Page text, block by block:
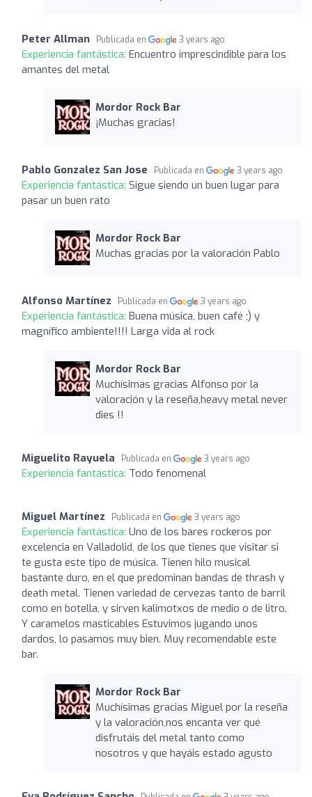
Peter Allman Publicada en 3 years ago
Experiencia fantástica: Encuentro imprescindible para los
amantes del metal
Mordor Rock Bar
¡Muchas gracias!
Pablo Gonzalez San Jose Publicada en 3 years ago
Experiencia fantástica: Sigue siendo un buen lugar para
pasar un buen rato
Mordor Rock Bar
Muchas gracias por la valoración Pablo
Alfonso Martínez Publicada en 3 years ago
Experiencia fantástica: Buena música, buen café ;) y
magnífico ambiente!!!! Larga vida al rock
Mordor Rock Bar
Muchísimas gracias Alfonso por la
valoración y la reseña,heavy metal never
dies !!
Miguelito Rayuela Publicada en 3 years ago
Experiencia fantástica: Todo fenomenal
Miguel Martínez Publicada en 3 years ago
Experiencia fantástica: Uno de los bares rockeros por
excelencia en Valladolid, de los que tienes que visitar si
te gusta este tipo de música. Tienen hilo musical
bastante duro, en el que predominan bandas de thrash y
death metal. Tienen variedad de cervezas tanto de barril
como en botella, y sirven kalimotxos de medio o de litro.
Y caramelos masticables Estuvimos jugando unos
dardos, lo pasamos muy bien. Muy recomendable este
bar.
Mordor Rock Bar
Muchísimas gracias Miguel por la reseña
y la valoración,nos encanta ver qué
disfrutáis del metal tanto como
nosotros y que hayáis estado agusto